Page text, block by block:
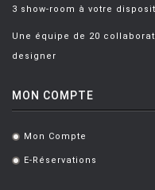
3 show-room à votre
Une équipe de 20
designer
MON COMPTE
. Mon Compte
. E-Réservations